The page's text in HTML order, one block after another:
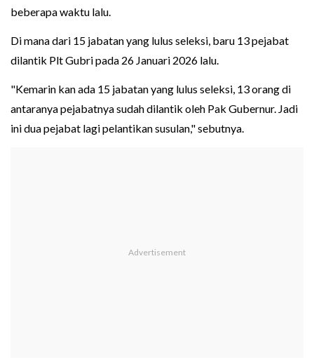
beberapa waktu lalu.
Di mana dari 15 jabatan yang lulus seleksi, baru 13 pejabat
dilantik Plt Gubri pada 26 Januari 2026 lalu.
"Kemarin kan ada 15 jabatan yang lulus seleksi, 13 orang di
antaranya pejabatnya sudah dilantik oleh Pak Gubernur. Jadi
ini dua pejabat lagi pelantikan susulan," sebutnya.